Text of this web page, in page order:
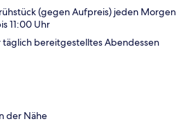
(gegen Aufpreis) jeden Morgen
11:00 Uhr
täglich bereitgestelltes Abendessen
der Nähe